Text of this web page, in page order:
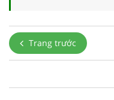
Trang trước